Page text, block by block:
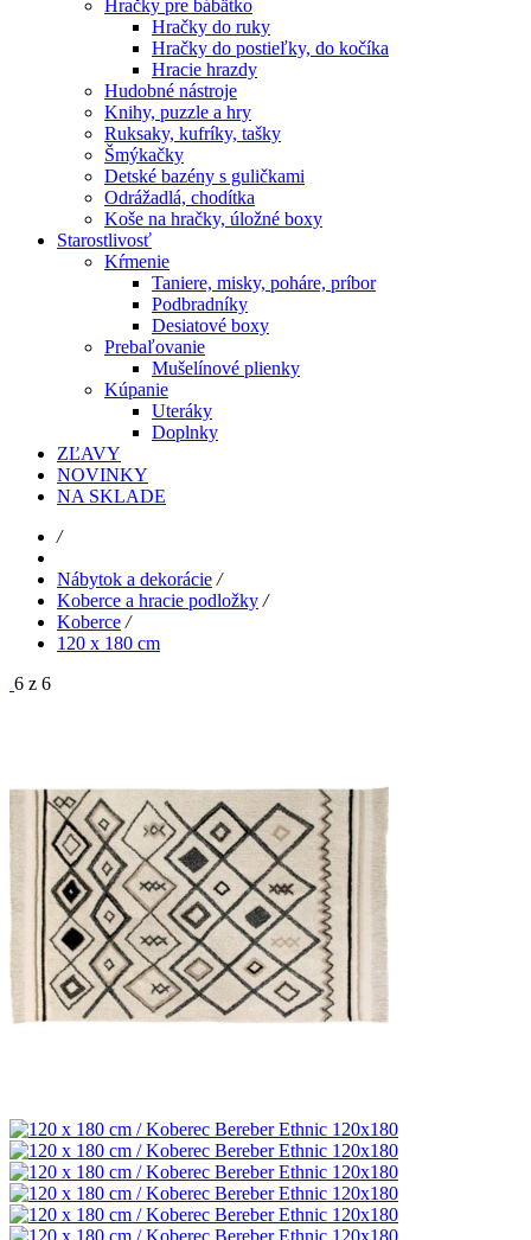
Hračky pre bábätko
Hračky do ruky
Hračky do postieľky, do kočíka
Hracie hrazdy
Hudobné nástroje
Knihy, puzzle a hry
Ruksaky, kufríky, tašky
Šmýkačky
Detské bazény s guličkami
Odrážadlá, chodítka
Koše na hračky, úložné boxy
Starostlivosť
Kŕmenie
Taniere, misky, poháre, príbor
Podbradníky
Desiatové boxy
Prebaľovanie
Mušelínové plienky
Kúpanie
Uteráky
Doplnky
ZĽAVY
NOVINKY
NA SKLADE
/
Nábytok a dekorácie /
Koberce a hracie podložky /
Koberce /
120 x 180 cm
6 z 6